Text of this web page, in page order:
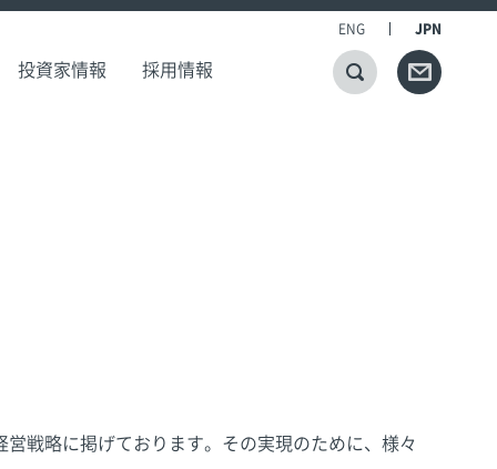
投資家情報 採用情報
ENG JPN
戦略に掲げております。その実現のために、様々